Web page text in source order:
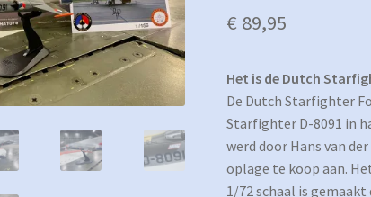
€ 89,95
Het is de Dutch
De Dutch Starfighter
Starfighter D-8091 in
werd door Hans van
oplage te koop aan.
1/72 schaal is